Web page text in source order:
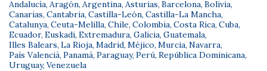
Andalucía, Aragón, Argentina, Asturias, Barcelona, Bolivia,
Canarias, Cantabria, Castilla-León, Castilla-La Mancha,
Catalunya, Ceuta-Melilla, Chile, Colombia, Costa Rica, Cuba,
Ecuador, Euskadi, Extremadura, Galicia, Guatemala,
Illes Balears, La Rioja, Madrid, Méjico, Murcia, Navarra,
País Valencià, Panamá, Paraguay, Perú, República Dominicana,
Uruguay, Venezuela